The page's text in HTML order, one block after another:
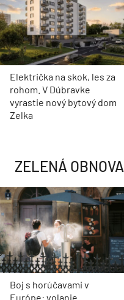
Električka na skok, les za
rohom. V Dúbravke
vyrastie nový bytový dom
Zelka
ZELENÁ OBNOVA
Boj s horúčavami v
Európe: volanie